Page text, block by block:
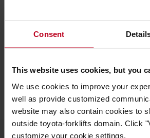
Consent
This website uses cookies, but you
We use cookies to improve your
well as provide customized
website may also contain cookies to
outside toyota-forklifts domain. Click
customize your cookie settings.
Βάρος:40 γρ.
Χρώμα :Μαύρο